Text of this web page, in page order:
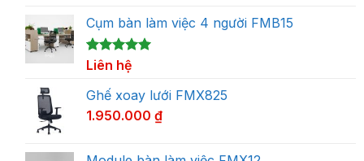
Cụm bàn làm việc 4 người FMB15
5.00trên 5
dựa trên
1
đánh giá
Liên hệ
Ghế xoay lưới FMX825
1.950.000 ₫